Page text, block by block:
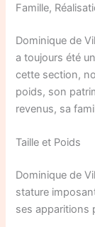
Famille,
Dominique de
a toujours été
cette section,
poids, son
revenus, sa
Taille et Poids
Dominique de
stature
ses apparitions